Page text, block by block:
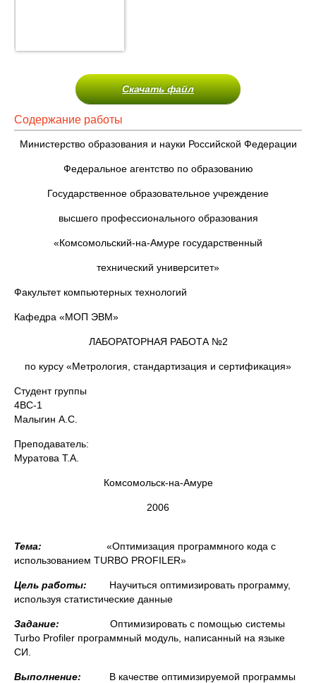
Скачать файл
Содержание работы
Министерство образования и науки Российской Федерации
Федеральное агентство по образованию
Государственное образовательное учреждение
высшего профессионального образования
«Комсомольский-на-Амуре государственный
технический университет»
Факультет компьютерных технологий
Кафедра «МОП ЭВМ»
ЛАБОРАТОРНАЯ РАБОТА №2
по курсу «Метрология, стандартизация и сертификация»
Студент группы
4ВС-1
Малыгин А.С.
Муратова Т.А.
Комсомольск-на-Амуре
2006
Тема: «Оптимизация программного кода с
использованием TURBO PROFILER»
Цель работы: Научиться оптимизировать программу,
используя статистические данные
Задание: Оптимизировать с помощью системы
Turbo Profiler программный модуль, написанный на языке
СИ.
Выполнение: В качестве оптимизируемой программы